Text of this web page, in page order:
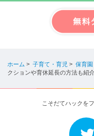
ホーム > 子育て・育児 > 保育園
クションや育休延長の方法も紹
こそだてハックを